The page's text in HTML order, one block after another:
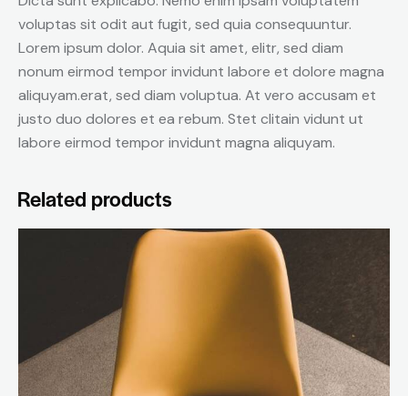
voluptas sit odit aut fugit, sed quia consequuntur.
Lorem ipsum dolor. Aquia sit amet, elitr, sed diam
nonum eirmod tempor invidunt labore et dolore magna
aliquyam.erat, sed diam voluptua. At vero accusam et
justo duo dolores et ea rebum. Stet clitain vidunt ut
labore eirmod tempor invidunt magna aliquyam.
Related products